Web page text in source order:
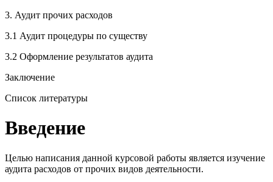
3. Аудит прочих расходов
3.1 Аудит процедуры по существу
3.2 Оформление результатов аудита
Заключение
Список литературы
Введение
Целью написания данной курсовой работы является изучение
аудита расходов от прочих видов деятельности.